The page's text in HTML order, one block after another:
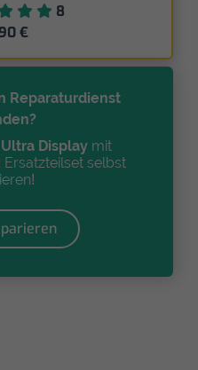
8
€
Reparaturdienst
Displaymit
selbst